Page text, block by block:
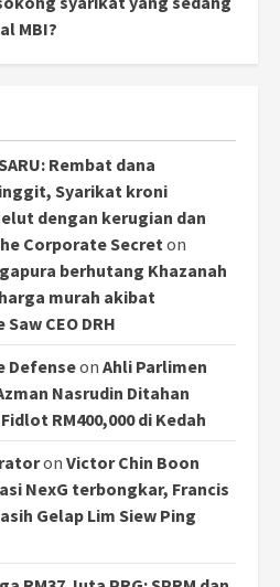
MBI?
Rembat dana
Syarikat kroni
dengan kerugian dan
Corporate Secret on
berhutang Khazanah
murah akibat
CEO DRH
Defenseon Ahli Parlimen
Nasrudin Ditahan
RM400,000 di Kedah
on Victor Chin Boon
NexG terbongkar, Francis
Gelap Lim Siew Ping